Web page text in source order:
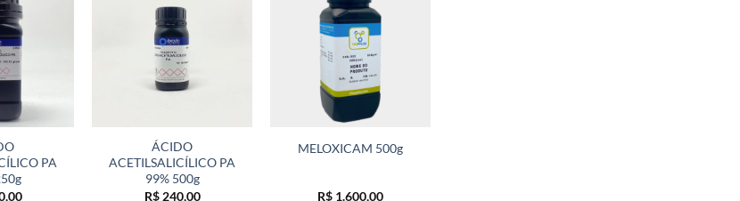
PA
ÁCIDO
ACETILSALICÍLICO PA
99% 500g
R$240,00
MELOXICAM 500g
R$ 1.600,00